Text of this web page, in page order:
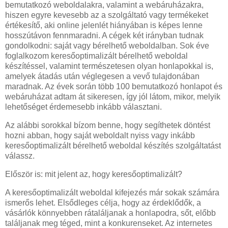
bemutatkozó weboldalakra, valamint a webáruházakra,
hiszen egyre kevesebb az a szolgáltató vagy termékeket
értékesítő, aki online jelenlét hiányában is képes lenne
hosszútávon fennmaradni. A cégek két irányban tudnak
gondolkodni: saját vagy bérelhető weboldalban. Sok éve
foglalkozom keresőoptimalizált bérelhető weboldal
készítéssel, valamint természetesen olyan honlapokkal is,
amelyek átadás után véglegesen a vevő tulajdonában
maradnak. Az évek során több 100 bemutatkozó honlapot és
webáruházat adtam át sikeresen, így jól látom, mikor, melyik
lehetőséget érdemesebb inkább választani.
Az alábbi sorokkal bízom benne, hogy segíthetek döntést
hozni abban, hogy saját weboldalt nyiss vagy inkább
keresőoptimalizált bérelhető weboldal készítés szolgáltatást
válassz.
Először is: mit jelent az, hogy keresőoptimalizált?
A keresőoptimalizált weboldal kifejezés már sokak számára
ismerős lehet. Elsődleges célja, hogy az érdeklődők, a
vásárlók könnyebben rátaláljanak a honlapodra, sőt, előbb
találjanak meg téged, mint a konkurenseket. Az internetes